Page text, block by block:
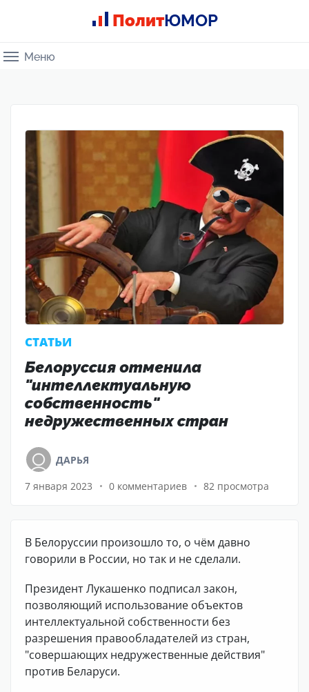
ПолитЮМОР
Меню
CТАТЬИ
Белоруссия отменила
"интеллектуальную
собственность"
недружественных стран
ДАРЬЯ
7 января 2023
0 комментариев 82 просмотра
В Белоруссии произошло то, о чём давно
говорили в России, но так и не сделали.
Президент Лукашенко подписал закон,
позволяющий использование объектов
интеллектуальной собственности без
разрешения правообладателей из стран,
"совершающих недружественные действия"
против Беларуси.